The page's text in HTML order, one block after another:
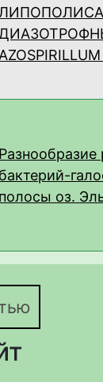
бактерий-
полосы оз.